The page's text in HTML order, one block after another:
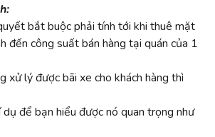
bắt buộc phải tính tới khi thuê mặt
đến công suất bán hàng tại quán của 1
xử lý được bãi xe cho khách hàng thì
để bạn hiểu được nó quan trọng như